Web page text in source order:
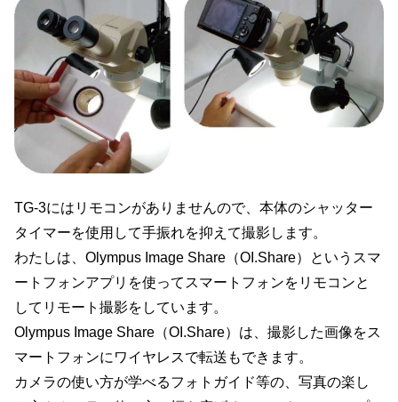
TG-3にはリモコンがありませんので、本体のシャッター
タイマーを使用して手振れを抑えて撮影します。
わたしは、Olympus Image Share（OI.Share）というスマ
ートフォンアプリを使ってスマートフォンをリモコンと
してリモート撮影をしています。
Olympus Image Share（OI.Share）は、撮影した画像をス
マートフォンにワイヤレスで転送もできます。
カメラの使い方が学べるフォトガイド等の、写真の楽し